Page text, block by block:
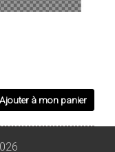
Ajouter à mon panier